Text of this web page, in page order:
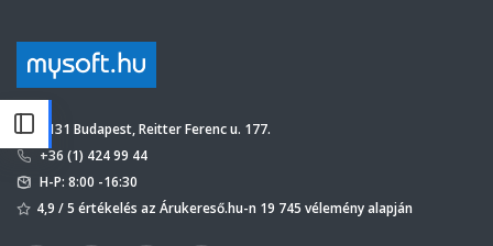
1131 Budapest, Reitter Ferenc u. 177.
+36 (1) 424 99 44
H-P: 8:00 -16:30
4,9 / 5 értékelés az Árukereső.hu-n 19 745 vélemény alapján